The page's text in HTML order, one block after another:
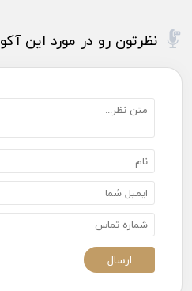
نظرتون رو در مورد این